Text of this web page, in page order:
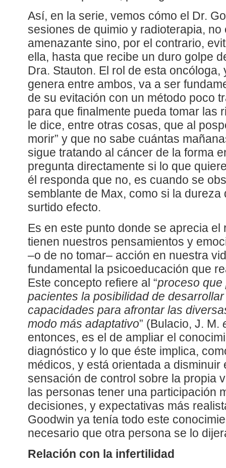
Así, en la serie, vemos cómo el Dr.
sesiones de quimio y radioterapia,
amenazante sino, por el contrario,
ella, hasta que recibe un duro golpe
Dra. Stauton. El rol de esta oncóloga,
genera entre ambos, va a ser
de su evitación con un método poco
para que finalmente pueda tomar las
le dice, entre otras cosas, que al
morir” y que no sabe cuántas
sigue tratando al cáncer de la forma
pregunta directamente si lo que
él responda que no, es cuando se
semblante de Max, como si la dureza
surtido efecto.
Es en este punto donde se aprecia
tienen nuestros pensamientos y
–o de no tomar– acción en nuestra
fundamental la psicoeducación que
Este concepto refiere al “proceso que
pacientes la posibilidad de
capacidades para afrontar las
modo más adaptativo” (Bulacio, J. M.
entonces, es el de ampliar el
diagnóstico y lo que éste implica,
médicos, y está orientada a
sensación de control sobre la propia
las personas tener una participación
decisiones, y expectativas más
Goodwin ya tenía todo este
necesario que otra persona se lo
Relación con la infertilidad